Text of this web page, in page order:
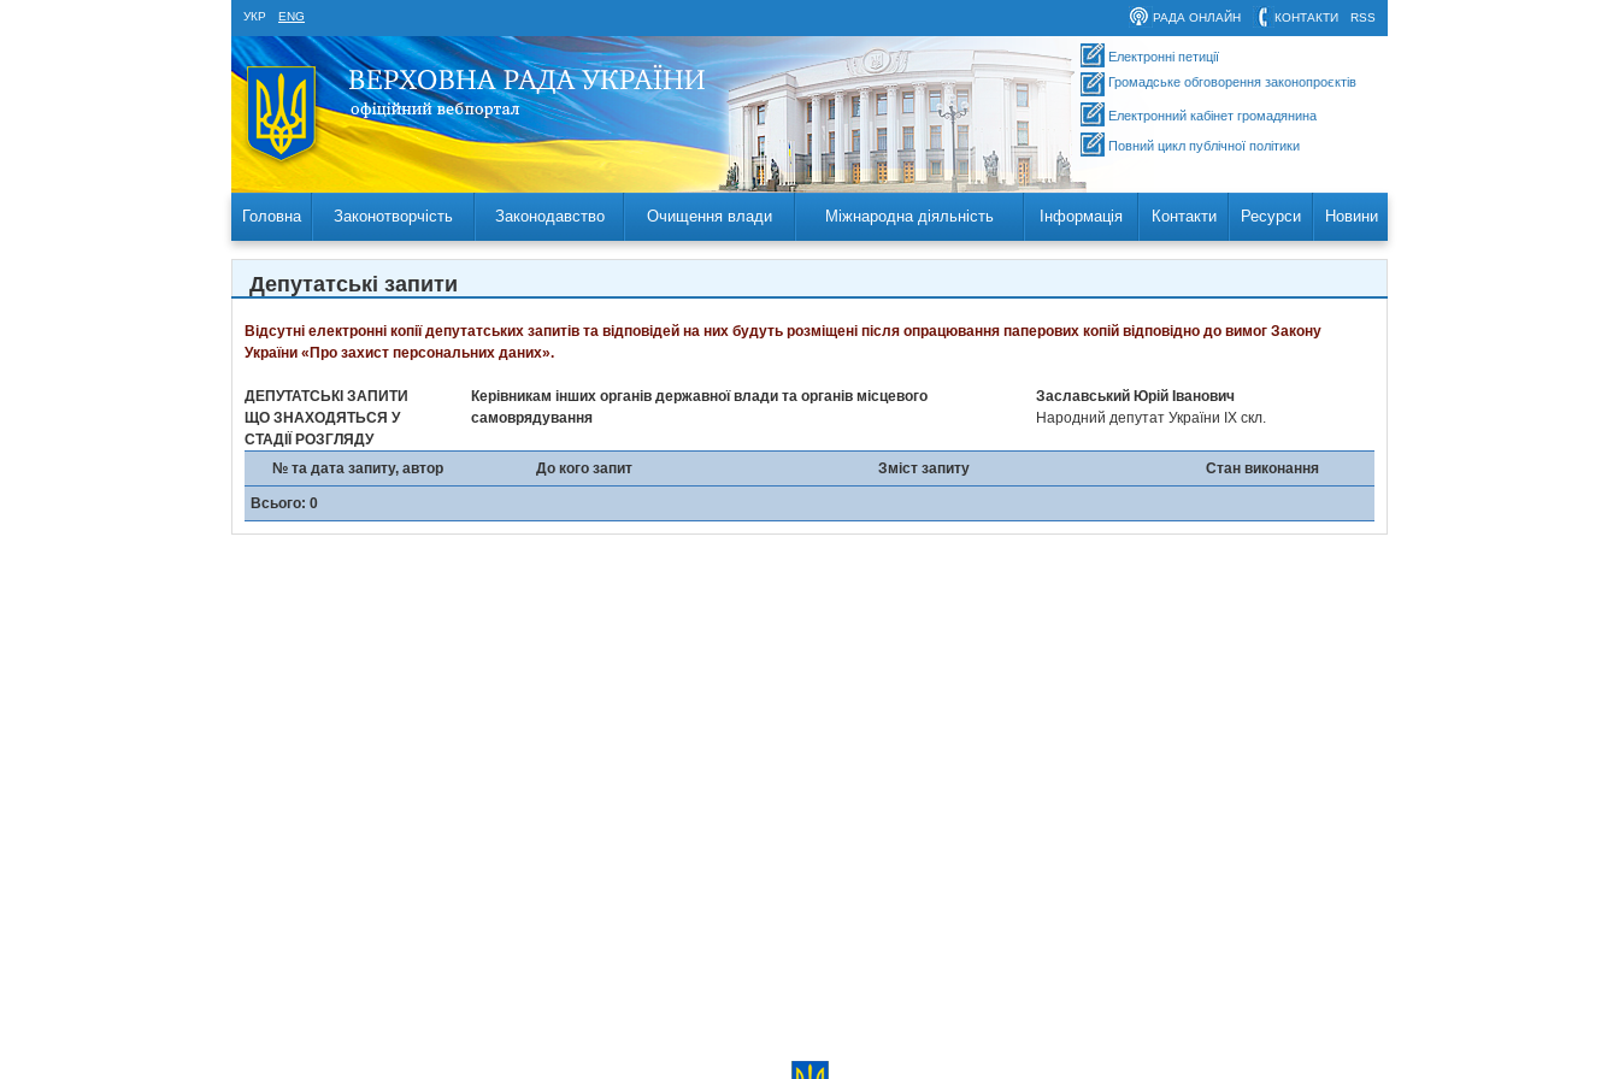
УКР ENG RSS
КОНТАКТИ
РАДА ОНЛАЙН
Електронні петиції
Громадське обговорення законопроєктів
Електронний кабінет громадянина
Повний цикл публічної політики
Головна Законотворчість Законодавство Очищення влади Міжнародна діяльність Інформація Контакти Ресурси Новини
Депутатські запити
Відсутні електронні копії депутатських запитів та відповідей на них будуть розміщені після опрацювання паперових копій відповідно до вимог Закону
України «Про захист персональних даних».
ДЕПУТАТСЬКІ ЗАПИТИ
ЩО ЗНАХОДЯТЬСЯ У
СТАДІЇ РОЗГЛЯДУ
Керівникам інших органів державної влади та органів місцевого
самоврядування
Заславський Юрій Іванович
Народний депутат України IX скл.
№ та дата запиту, автор До кого запит Зміст запиту Стан виконання
Всього: 0